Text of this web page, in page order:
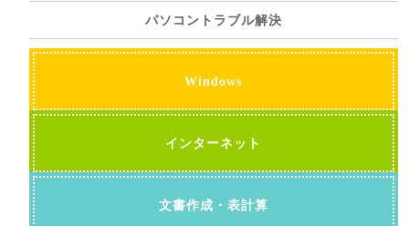
パソコントラブル解決
Windows
インターネット
文書作成・表計算